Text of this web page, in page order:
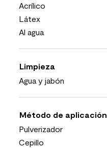
Acrílico
Látex
Al agua
Limpieza
Agua y jabón
Método de aplicación
Pulverizador
Cepillo